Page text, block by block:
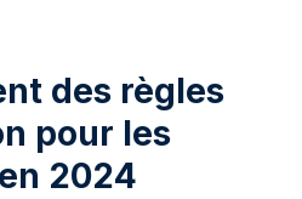
des règles
pour les
2024